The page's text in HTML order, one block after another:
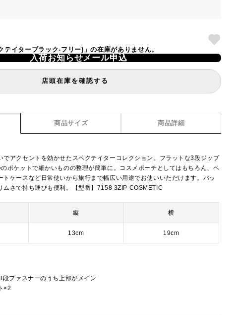
テイターブラック-フリー)」の在庫がありません。
入荷お知らせメール申込
店頭在庫を確認する
商品サイズ 商品詳細
でアクセントを効かせたスペクテイターコレクション。フラットな3段ジップ
ポケットで細かいものの整理が簡単に。コスメポーチとしてはもちろん、ペ
トケースなど日常使いから旅行まで幅広い用途でお使いいただけます。バッ
ムさで持ち運びも便利。【型番】7158 3ZIP COSMETIC
縦 横
13cm 19cm
段ファスナーのうち上部がメイン
×2